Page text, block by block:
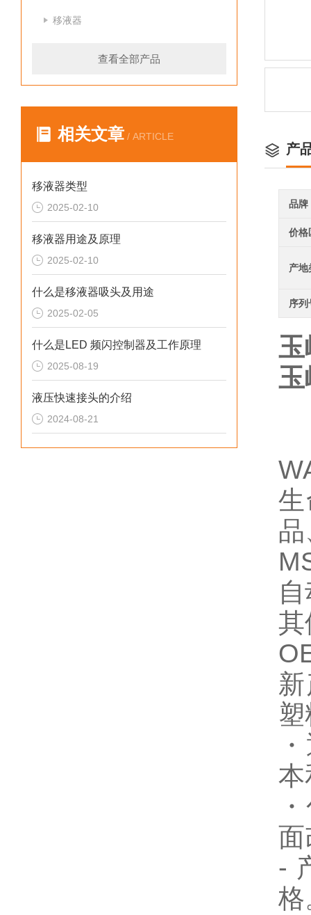
移液器
查看全部产品
相关文章 / ARTICLE
移液器类型
2025-02-10
移液器用途及原理
2025-02-10
什么是移液器吸头及用途
2025-02-05
什么是LED 频闪控制器及工作原理
2025-08-19
液压快速接头的介绍
2024-08-21
产
品牌
价格
产地
序列
玉
玉
其
本
面
-
格